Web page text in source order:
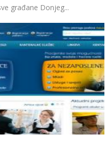
građane Donjeg...